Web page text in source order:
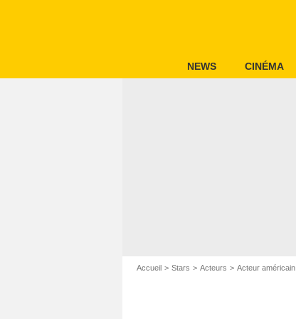
NEWS CINÉMA
Accueil Stars Acteurs Acteur américain